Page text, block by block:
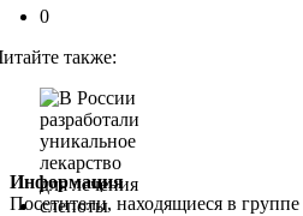
0
также:
Информация
Посетители, находящиеся в группе